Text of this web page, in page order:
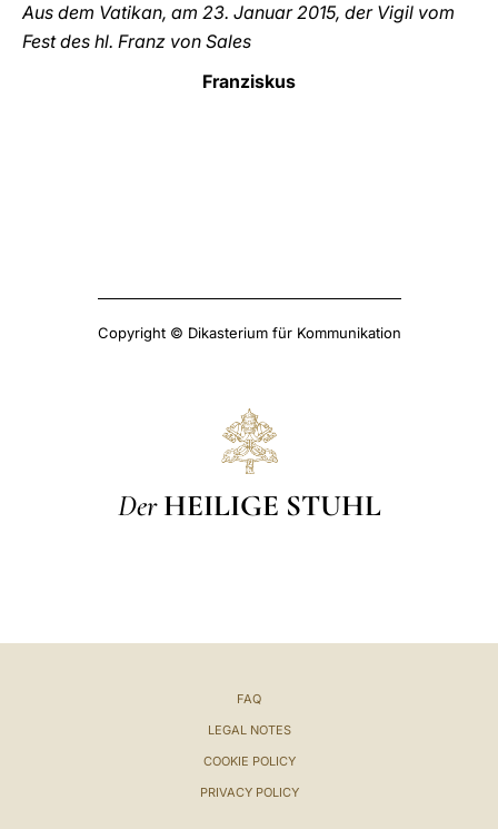
Aus dem Vatikan, am 23. Januar 2015, der Vigil vom
Fest des hl. Franz von Sales
Franziskus
Copyright © Dikasterium für Kommunikation
Der HEILIGE STUHL
FAQ
LEGAL NOTES
COOKIE POLICY
PRIVACY POLICY